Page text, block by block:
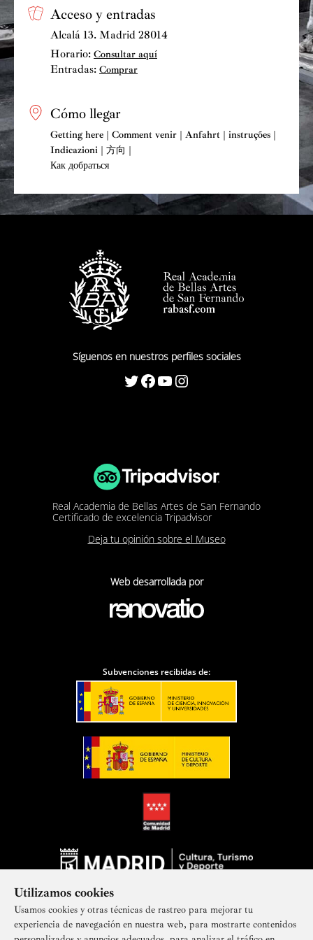
Utilizamos cookies
Usamos cookies y otras técnicas de rastreo para mejorar tu
experiencia de navegación en nuestra web, para mostrarte contenidos
Álvarez, se inicia una etapa en la que se quiere
potenciar la asociación con el desarrollo de nuevas
actividades y adhesión de nuevos socios, como antesala
del año 2026, Centenario de la muerte del insigne
Acceso y entradas
Alcalá 13. Madrid 28014
Horario: Consultar aquí
Entradas: Comprar
Cómo llegar
Getting here | Comment venir | Anfahrt | instruções |
Indicazioni | 方向 |
Как добраться
Síguenos en nuestros perfiles sociales
Twitter Facebook YouTube Instagram
Real Academia de Bellas Artes de San Fernando
Certificado de excelencia Tripadvisor
Deja tu opinión sobre el Museo
Web desarrollada por
Subvenciones recibidas de: